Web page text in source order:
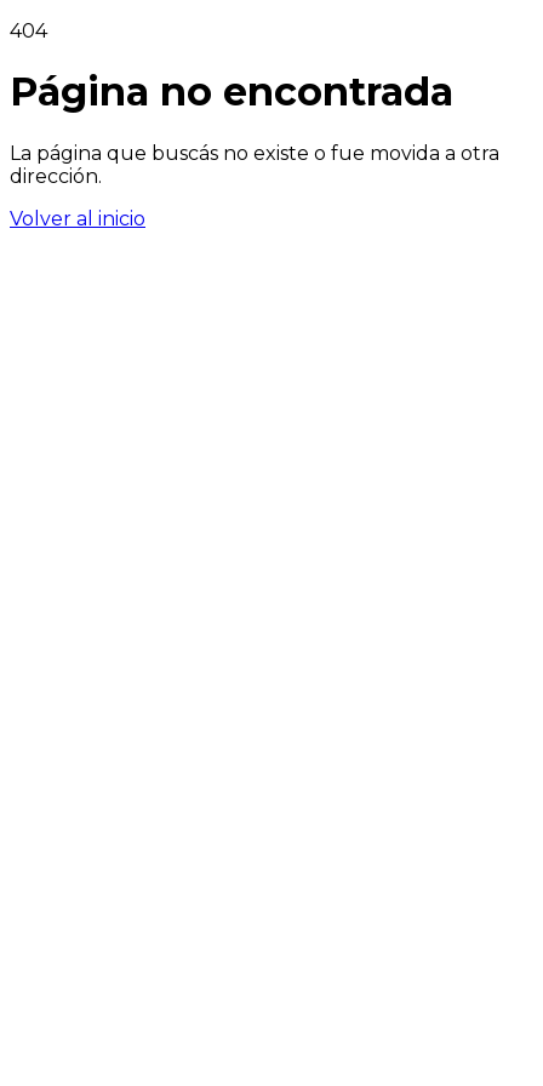
404
Página no encontrada
La página que buscás no existe o fue movida a otra
dirección.
Volver al inicio